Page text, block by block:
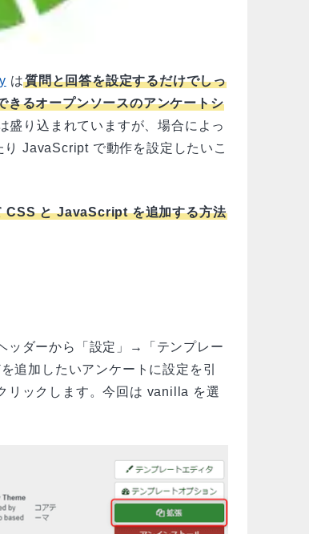
は質問と回答を設定するだけでしっ
きるオープンソースのアンケートシ
盛り込まれていますが、場合によっ
JavaScript で動作を設定したいこ
CSS と JavaScript を追加する方法
ッダーから「設定」→「テンプレー
追加したいアンケートに設定を引
リックします。今回は vanilla を選